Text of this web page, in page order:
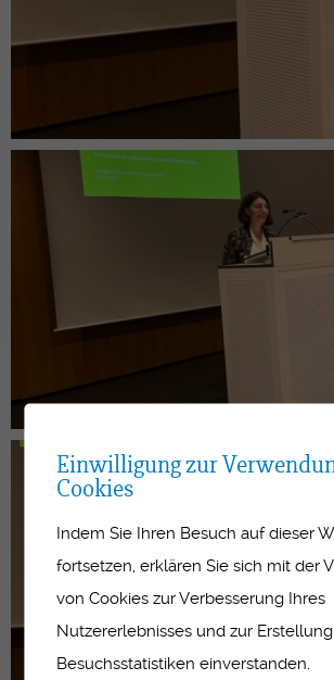
Einwilligung zur
Cookies
Indem Sie Ihren Besuch auf dieser
fortsetzen, erklären Sie sich mit der
von Cookies zur Verbesserung Ihres
Nutzererlebnisses und zur
Besuchsstatistiken einverstanden.